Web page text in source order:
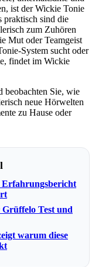
ist der Wickie Tonie
praktisch sind die
zum Zuhören
Mut oder Teamgeist
System sucht oder
findet im Wickie
beobachten Sie, wie
neue Hörwelten
zu Hause oder
Erfahrungsbericht
Test und
warum diese